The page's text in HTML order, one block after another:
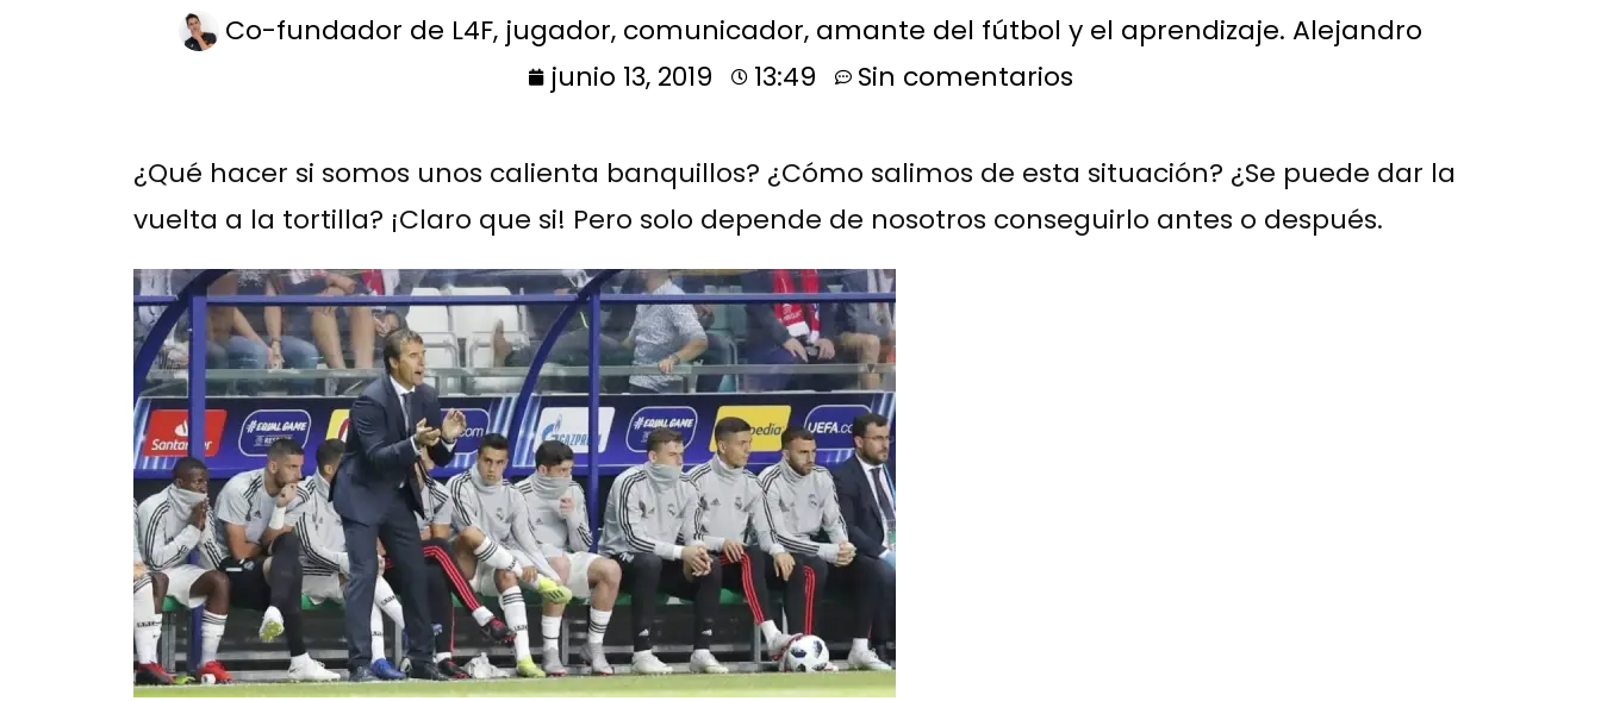
Co-fundador de L4F, jugador, comunicador, amante del fútbol y el aprendizaje. Alejandro
junio 13, 2019
13:49 Sin comentarios
¿Qué hacer si somos unos calienta banquillos? ¿Cómo salimos de esta situación? ¿Se puede dar la
vuelta a la tortilla? ¡Claro que si! Pero solo depende de nosotros conseguirlo antes o después.